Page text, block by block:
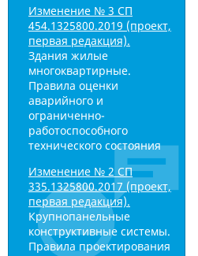
Изменение № 3 СП
454.1325800.2019 (проект,
первая редакция).
Здания жилые
многоквартирные.
Правила оценки
аварийного и
ограниченно-
работоспособного
технического состояния
Изменение № 2 СП
335.1325800.2017 (проект,
первая редакция).
Крупнопанельные
конструктивные системы.
Правила проектирования